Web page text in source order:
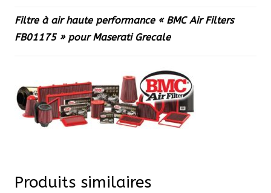
Filtre à air haute performance « BMC Air Filters
FB01175 » pour Maserati Grecale
Produits similaires